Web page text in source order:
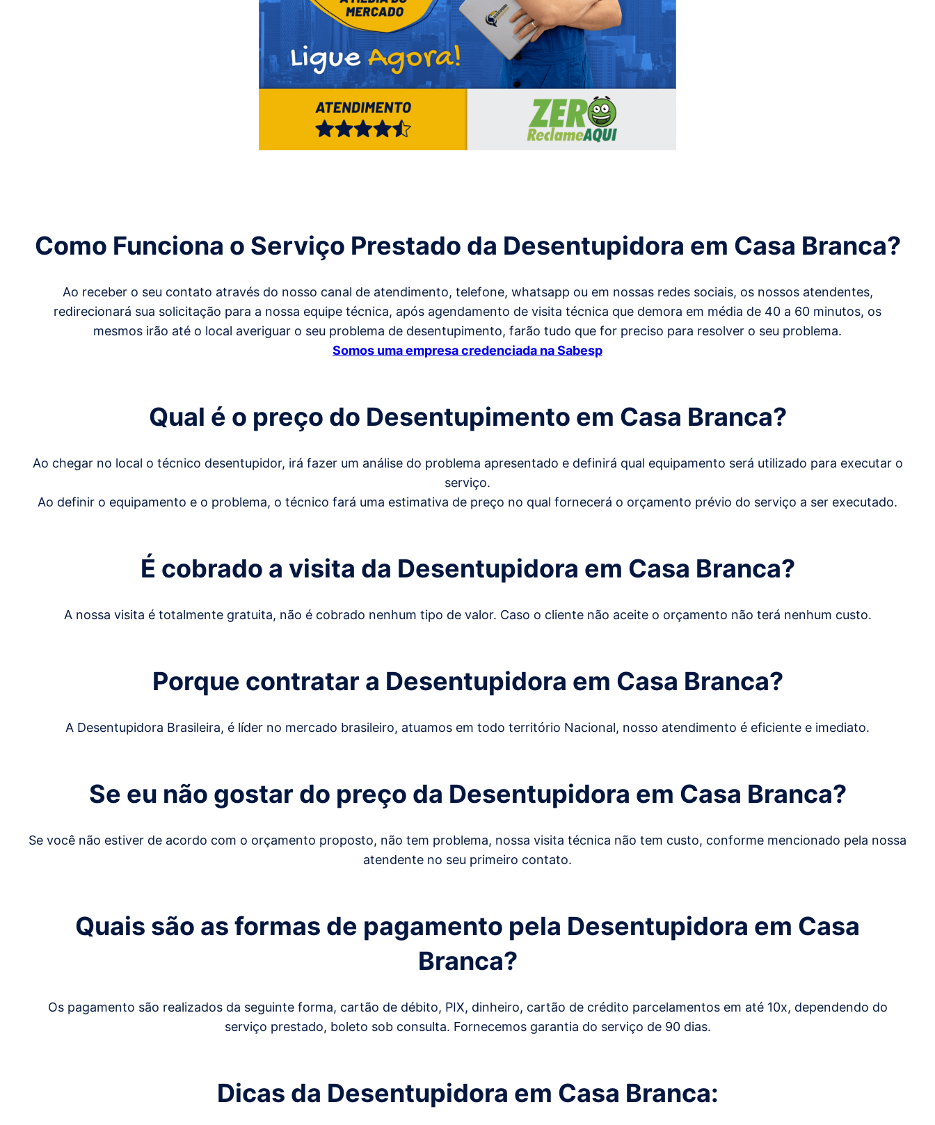
Como Funciona o Serviço Prestado da Desentupidora em Casa Branca?
Ao receber o seu contato através do nosso canal de atendimento, telefone, whatsapp ou em nossas redes sociais, os nossos atendentes,
redirecionará sua solicitação para a nossa equipe técnica, após agendamento de visita técnica que demora em média de 40 a 60 minutos, os
mesmos irão até o local averiguar o seu problema de desentupimento, farão tudo que for preciso para resolver o seu problema.
Somos uma empresa credenciada na Sabesp
Qual é o preço do Desentupimento em Casa Branca?
Ao chegar no local o técnico desentupidor, irá fazer um análise do problema apresentado e definirá qual equipamento será utilizado para executar o
serviço.
Ao definir o equipamento e o problema, o técnico fará uma estimativa de preço no qual fornecerá o orçamento prévio do serviço a ser executado.
É cobrado a visita da Desentupidora em Casa Branca?
A nossa visita é totalmente gratuita, não é cobrado nenhum tipo de valor. Caso o cliente não aceite o orçamento não terá nenhum custo.
Porque contratar a Desentupidora em Casa Branca?
A Desentupidora Brasileira, é líder no mercado brasileiro, atuamos em todo território Nacional, nosso atendimento é eficiente e imediato.
Se eu não gostar do preço da Desentupidora em Casa Branca?
Se você não estiver de acordo com o orçamento proposto, não tem problema, nossa visita técnica não tem custo, conforme mencionado pela nossa
atendente no seu primeiro contato.
Quais são as formas de pagamento pela Desentupidora em Casa
Branca?
Os pagamento são realizados da seguinte forma, cartão de débito, PIX, dinheiro, cartão de crédito parcelamentos em até 10x, dependendo do
serviço prestado, boleto sob consulta. Fornecemos garantia do serviço de 90 dias.
Dicas da Desentupidora em Casa Branca: